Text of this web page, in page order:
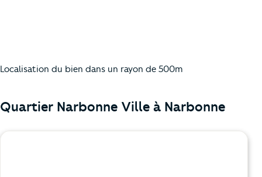
Localisation du bien dans un rayon de 500m
Quartier Narbonne Ville à Narbonne